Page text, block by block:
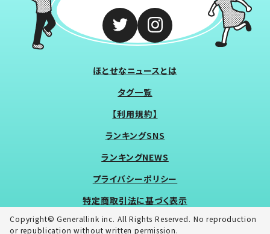
ほとせなニュースとは
タグ一覧
【利用規約】
ランキングSNS
ランキングNEWS
プライバシーポリシー
特定商取引法に基づく表示
Copyright© Generallink inc. All Rights Reserved. No reproduction
or republication without written permission.